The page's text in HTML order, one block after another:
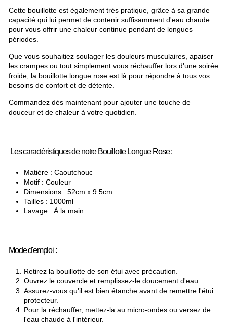
Cette bouillotte est également très pratique, grâce à sa grande
capacité qui lui permet de contenir suffisamment d'eau chaude
pour vous offrir une chaleur continue pendant de longues
périodes.
Que vous souhaitiez soulager les douleurs musculaires, apaiser
les crampes ou tout simplement vous réchauffer lors d'une soirée
froide, la bouillotte longue rose est là pour répondre à tous vos
besoins de confort et de détente.
Commandez dès maintenant pour ajouter une touche de
douceur et de chaleur à votre quotidien.
Les caractéristiques de notre Bouillotte Longue Rose :
Matière : Caoutchouc
Motif : Couleur
Dimensions : 52cm x 9.5cm
Tailles : 1000ml
Lavage : À la main
Mode d'emploi :
Retirez la bouillotte de son étui avec précaution.
Ouvrez le couvercle et remplissez-le doucement d'eau.
Assurez-vous qu'il est bien étanche avant de remettre l'étui
protecteur.
Pour la réchauffer, mettez-la au micro-ondes ou versez de
l'eau chaude à l'intérieur.